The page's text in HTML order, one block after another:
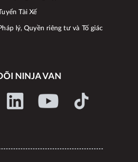
Tài Xế
lý, Quyền riêng tư và Tố giác
NINJA VAN